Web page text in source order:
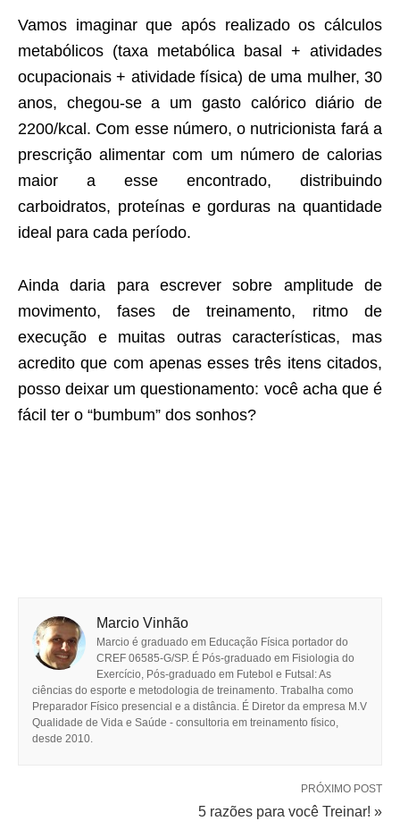
Vamos imaginar que após realizado os cálculos
metabólicos (taxa metabólica basal + atividades
ocupacionais + atividade física) de uma mulher, 30
anos, chegou-se a um gasto calórico diário de
2200/kcal. Com esse número, o nutricionista fará a
prescrição alimentar com um número de calorias
maior a esse encontrado, distribuindo
carboidratos, proteínas e gorduras na quantidade
ideal para cada período.
Ainda daria para escrever sobre amplitude de
movimento, fases de treinamento, ritmo de
execução e muitas outras características, mas
acredito que com apenas esses três itens citados,
posso deixar um questionamento: você acha que é
fácil ter o “bumbum” dos sonhos?
Marcio Vinhão
Marcio é graduado em Educação Física portador do
CREF 06585-G/SP. É Pós-graduado em Fisiologia do
Exercício, Pós-graduado em Futebol e Futsal: As
ciências do esporte e metodologia de treinamento. Trabalha como
Preparador Físico presencial e a distância. É Diretor da empresa M.V
Qualidade de Vida e Saúde - consultoria em treinamento físico,
desde 2010.
PRÓXIMO POST
5 razões para você Treinar! »